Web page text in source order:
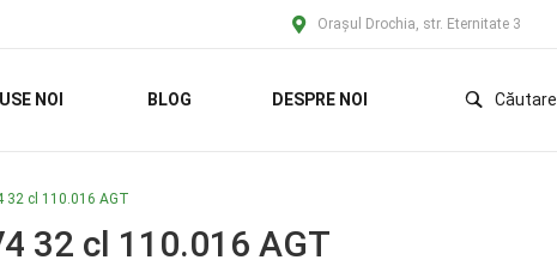
Orașul Drochia, str. Eternitate 3
NOI BLOG DESPRE NOI Căutare
32 cl 110.016 AGT
32 cl 110.016 AGT